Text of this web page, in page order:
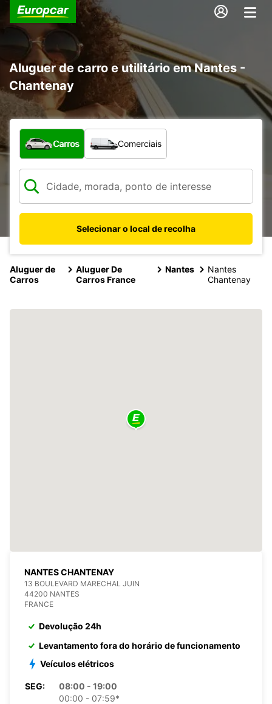
Aluguer de carro e utilitário em Nantes -
Chantenay
Que tipo de veículo pretende?
Carros Comerciais
Selecionar o local de recolha
Aluguer de
Carros
Aluguer De
Carros France
Nantes
Nantes
Chantenay
NANTES CHANTENAY
13 BOULEVARD MARECHAL JUIN
44200 NANTES
FRANCE
Devolução 24h
Levantamento fora do horário de funcionamento
Veículos elétricos
SEG:
08:00 - 19:00
00:00 - 07:59*